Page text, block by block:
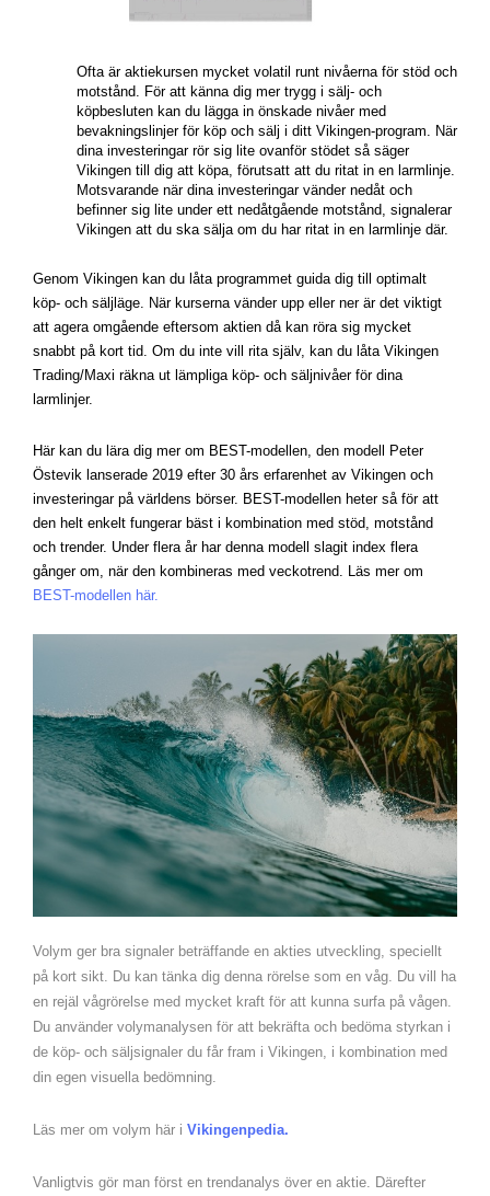
Ofta är aktiekursen mycket volatil runt nivåerna för stöd och
motstånd. För att känna dig mer trygg i sälj- och
köpbesluten kan du lägga in önskade nivåer med
bevakningslinjer för köp och sälj i ditt Vikingen-program. När
dina investeringar rör sig lite ovanför stödet så säger
Vikingen till dig att köpa, förutsatt att du ritat in en larmlinje.
Motsvarande när dina investeringar vänder nedåt och
befinner sig lite under ett nedåtgående motstånd, signalerar
Vikingen att du ska sälja om du har ritat in en larmlinje där.
Genom Vikingen kan du låta programmet guida dig till optimalt
köp- och säljläge. När kurserna vänder upp eller ner är det viktigt
att agera omgående eftersom aktien då kan röra sig mycket
snabbt på kort tid. Om du inte vill rita själv, kan du låta Vikingen
Trading/Maxi räkna ut lämpliga köp- och säljnivåer för dina
larmlinjer.
Här kan du lära dig mer om BEST-modellen, den modell Peter
Östevik lanserade 2019 efter 30 års erfarenhet av Vikingen och
investeringar på världens börser. BEST-modellen heter så för att
den helt enkelt fungerar bäst i kombination med stöd, motstånd
och trender. Under flera år har denna modell slagit index flera
gånger om, när den kombineras med veckotrend. Läs mer om
BEST-modellen här.
Volym ger bra signaler beträffande en akties utveckling, speciellt
på kort sikt. Du kan tänka dig denna rörelse som en våg. Du vill ha
en rejäl vågrörelse med mycket kraft för att kunna surfa på vågen.
Du använder volymanalysen för att bekräfta och bedöma styrkan i
de köp- och säljsignaler du får fram i Vikingen, i kombination med
din egen visuella bedömning.
Läs mer om volym här i Vikingenpedia.
Vanligtvis gör man först en trendanalys över en aktie. Därefter